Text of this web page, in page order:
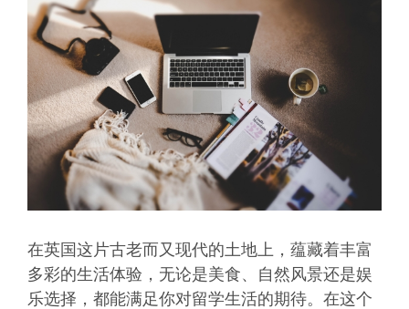
Larger
Image
在英国这片古老而又现代的土地上，蕴藏着丰富
多彩的生活体验，无论是美食、自然风景还是娱
乐选择，都能满足你对留学生活的期待。在这个